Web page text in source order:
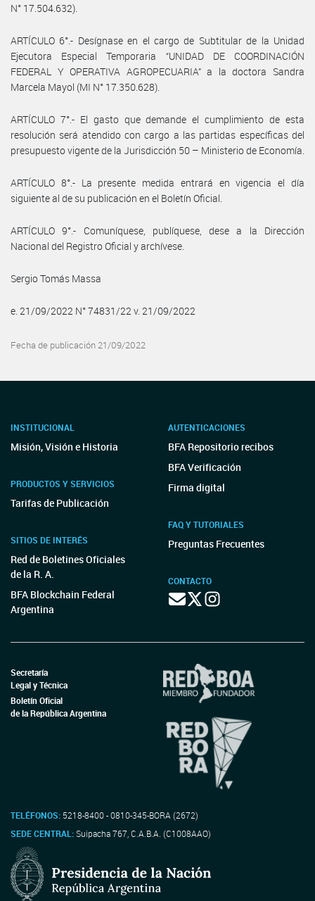
N° 17.504.632).
ARTÍCULO 6°.- Desígnase en el cargo de Subtitular de la Unidad
Ejecutora Especial Temporaria “UNIDAD DE COORDINACIÓN
FEDERAL Y OPERATIVA AGROPECUARIA” a la doctora Sandra
Marcela Mayol (MI N° 17.350.628).
ARTÍCULO 7°.- El gasto que demande el cumplimiento de esta
resolución será atendido con cargo a las partidas específicas del
presupuesto vigente de la Jurisdicción 50 – Ministerio de Economía.
ARTÍCULO 8°.- La presente medida entrará en vigencia el día
siguiente al de su publicación en el Boletín Oficial.
ARTÍCULO 9°.- Comuníquese, publíquese, dese a la Dirección
Nacional del Registro Oficial y archívese.
Sergio Tomás Massa
e. 21/09/2022 N° 74831/22 v. 21/09/2022
Fecha de publicación 21/09/2022
INSTITUCIONAL
Misión, Visión e Historia
PRODUCTOS Y SERVICIOS
Tarifas de Publicación
SITIOS DE INTERÉS
Red de Boletines Oficiales
de la R. A.
BFA Blockchain Federal
Argentina
AUTENTICACIONES
BFA Repositorio recibos
BFA Verificación
Firma digital
FAQ Y TUTORIALES
Preguntas Frecuentes
CONTACTO
Secretaría
Legal y Técnica
Boletín Oficial
de la República Argentina
TELÉFONOS: 5218-8400 - 0810-345-BORA (2672)
SEDE CENTRAL:Suipacha 767, C.A.B.A. (C1008AAO)